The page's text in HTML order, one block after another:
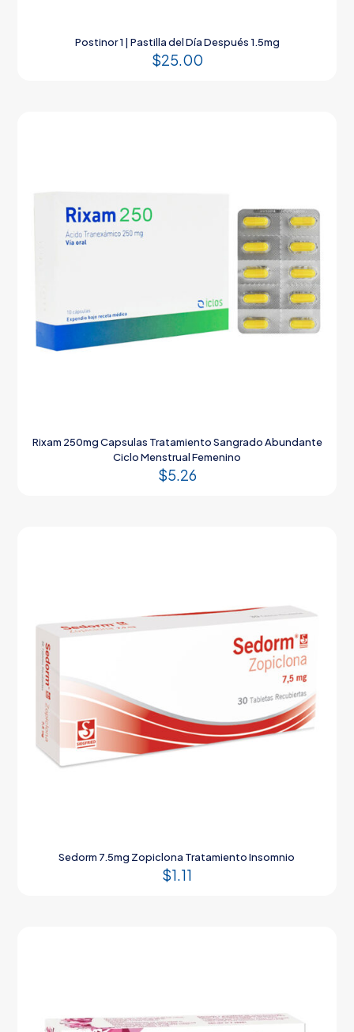
Postinor 1 | Pastilla del Día Después 1.5mg
$25.00
Rixam 250mg Capsulas Tratamiento Sangrado Abundante
Ciclo Menstrual Femenino
$5.26
Sedorm 7.5mg Zopiclona Tratamiento Insomnio
$1.11